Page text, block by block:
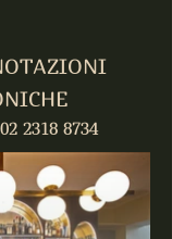
02 2318 8734